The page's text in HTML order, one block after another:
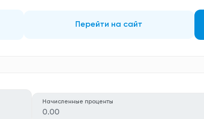
Перейти на сайт
Начисленные проценты
0.00